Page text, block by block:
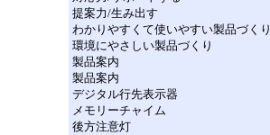
提案力/生み出す
わかりやすくて使いやすい製品づくり
環境にやさしい製品づくり
製品案内
製品案内
デジタル行先表示器
メモリーチャイム
後方注意灯